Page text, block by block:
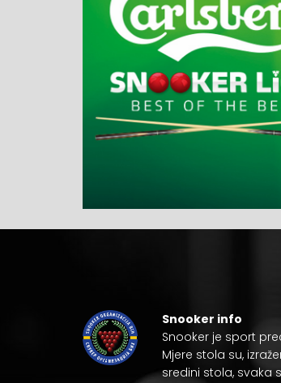
Snooker info
Snooker je sport
Mjere stola su,
sredini stola, svaka